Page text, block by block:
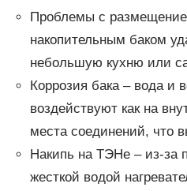
Проблемы с
накопительным баком
небольшую кухню или
Коррозия бака – вода и
воздействуют как на
места соединений, что
Накипь на ТЭНе – из-за
жесткой водой